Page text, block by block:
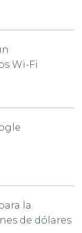
Wi-Fi
la
de dólares